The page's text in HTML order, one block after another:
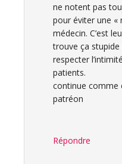
ne notent pas
pour éviter une «
médecin. C’est
trouve ça stupide
respecter
patients.
continue comme
patréon
Répondre